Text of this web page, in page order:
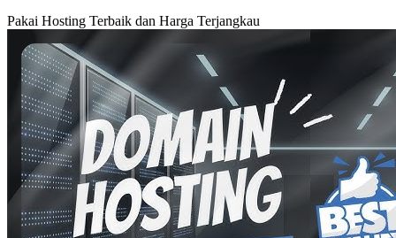
Pakai Hosting Terbaik dan Harga Terjangkau